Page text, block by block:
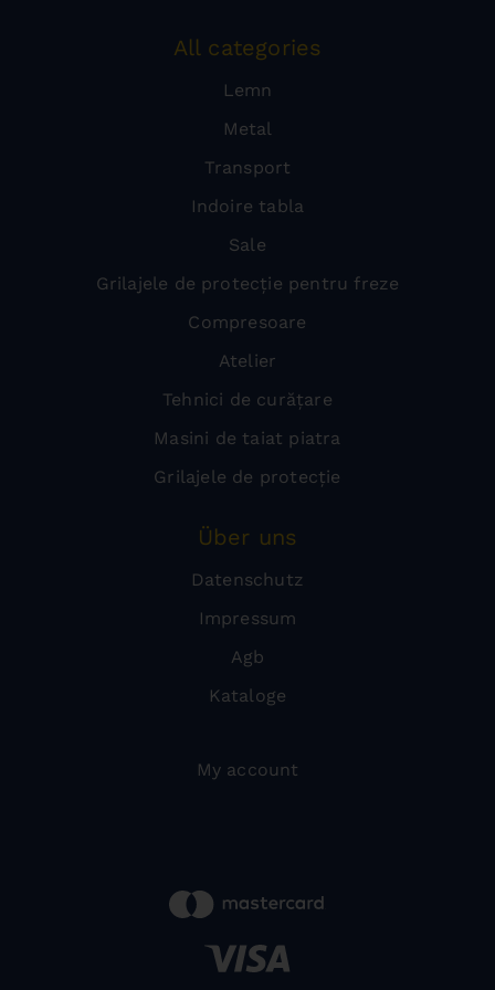
All categories
Lemn
Metal
Transport
Indoire tabla
Sale
Grilajele de protecție pentru freze
Compresoare
Atelier
Tehnici de curățare
Masini de taiat piatra
Grilajele de protecție
Über uns
Datenschutz
Impressum
Agb
Kataloge
My account